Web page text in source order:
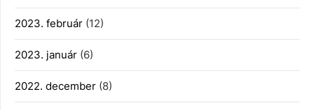
2023. február (12)
2023. január (6)
2022. december (8)